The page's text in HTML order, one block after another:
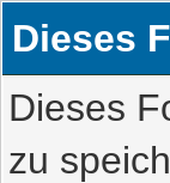
Dieses
Dieses
zu